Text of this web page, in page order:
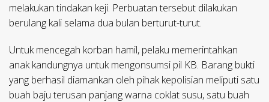
melakukan tindakan keji. Perbuatan tersebut dilakukan
berulang kali selama dua bulan berturut-turut.
Untuk mencegah korban hamil, pelaku memerintahkan
anak kandungnya untuk mengonsumsi pil KB. Barang bukti
yang berhasil diamankan oleh pihak kepolisian meliputi satu
buah baju terusan panjang warna coklat susu, satu buah